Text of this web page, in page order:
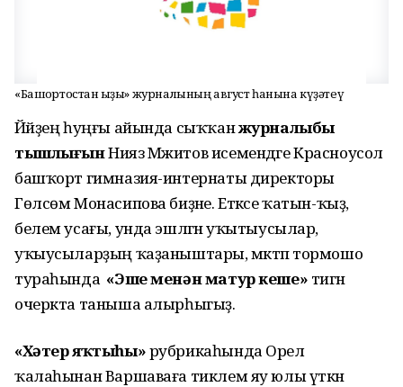
«Башҡортостан ҡыҙы» журналының август һанына күҙәтеү
Йәйҙең һуңғы айында сыҡҡанжурналыбыҙ
тышлығынНияз Мәжитов исемендәге Красноусол
башҡорт гимназия-интернаты директоры
Гөлсөм Монасипова биҙәне. Етәксе ҡатын-ҡыҙ,
белем усағы, унда эшләгән уҡытыусылар,
уҡыусыларҙың ҡаҙаныштары, мәктәп тормошо
тураһында «Эше менән матур кеше» тигән
очеркта таныша алырһыгыҙ.
«Хәтер яҡтыһы»рубрикаһында Орел
ҡалаһынан Варшаваға тиклем яу юлы үткән